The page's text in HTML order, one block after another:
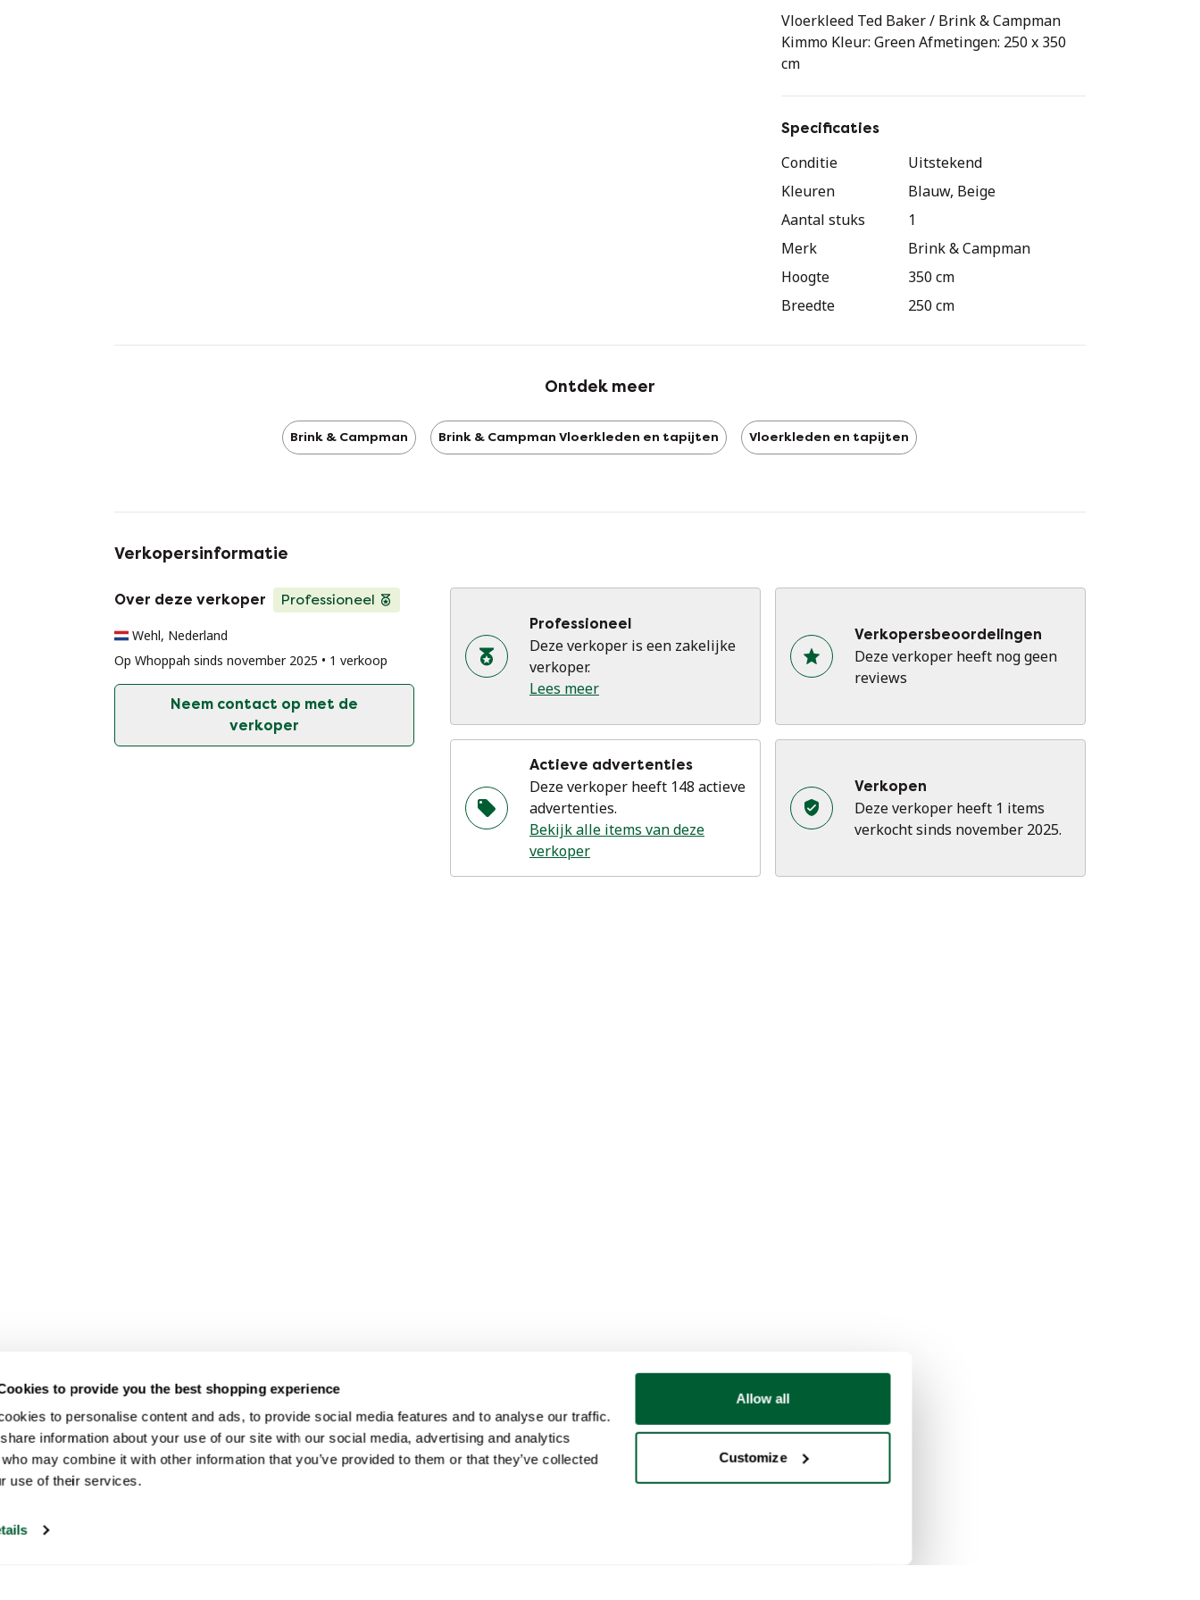
to provide you the best shopping experience
to personalise content and ads, to provide social media features and to analyse our traffic.
information about your use of our site with our social media, advertising and analytics
may combine it with other information that you’ve provided to them or that they’ve collected
use of their services.
Allow all
Customize
Vloerkleed Ted Baker / Brink & Campman
Kimmo Kleur: Green Afmetingen: 250 x 350
cm
Specificaties
Conditie
Uitstekend
Kleuren
Blauw, Beige
Aantal stuks
1
Merk
Brink & Campman
Hoogte
350 cm
Breedte
250 cm
Ontdek meer
Brink & Campman Brink & Campman Vloerkleden en tapijten Vloerkleden en tapijten
Verkopersinformatie
Over deze verkoper Professioneel
Wehl, Nederland
Op Whoppah sinds november 2025 • 1 verkoop
Neem contact op met de
verkoper
Professioneel
Deze verkoper is een zakelijke
verkoper.
Lees meer
Verkopersbeoordelingen
Deze verkoper heeft nog geen
reviews
Actieve advertenties
Deze verkoper heeft 148 actieve
advertenties.
Bekijk alle items van deze
verkoper
Verkopen
Deze verkoper heeft 1 items
verkocht sinds november 2025.